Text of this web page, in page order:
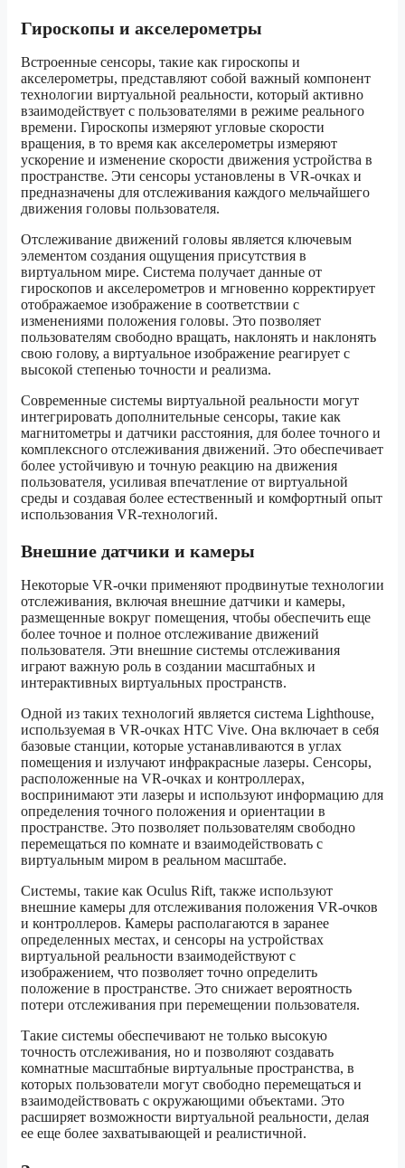
Гироскопы и акселерометры
Встроенные сенсоры, такие как гироскопы и
акселерометры, представляют собой важный компонент
технологии виртуальной реальности, который активно
взаимодействует с пользователями в режиме реального
времени. Гироскопы измеряют угловые скорости
вращения, в то время как акселерометры измеряют
ускорение и изменение скорости движения устройства в
пространстве. Эти сенсоры установлены в VR-очках и
предназначены для отслеживания каждого мельчайшего
движения головы пользователя.
Отслеживание движений головы является ключевым
элементом создания ощущения присутствия в
виртуальном мире. Система получает данные от
гироскопов и акселерометров и мгновенно корректирует
отображаемое изображение в соответствии с
изменениями положения головы. Это позволяет
пользователям свободно вращать, наклонять и наклонять
свою голову, а виртуальное изображение реагирует с
высокой степенью точности и реализма.
Современные системы виртуальной реальности могут
интегрировать дополнительные сенсоры, такие как
магнитометры и датчики расстояния, для более точного и
комплексного отслеживания движений. Это обеспечивает
более устойчивую и точную реакцию на движения
пользователя, усиливая впечатление от виртуальной
среды и создавая более естественный и комфортный опыт
использования VR-технологий.
Внешние датчики и камеры
Некоторые VR-очки применяют продвинутые технологии
отслеживания, включая внешние датчики и камеры,
размещенные вокруг помещения, чтобы обеспечить еще
более точное и полное отслеживание движений
пользователя. Эти внешние системы отслеживания
играют важную роль в создании масштабных и
интерактивных виртуальных пространств.
Одной из таких технологий является система Lighthouse,
используемая в VR-очках HTC Vive. Она включает в себя
базовые станции, которые устанавливаются в углах
помещения и излучают инфракрасные лазеры. Сенсоры,
расположенные на VR-очках и контроллерах,
воспринимают эти лазеры и используют информацию для
определения точного положения и ориентации в
пространстве. Это позволяет пользователям свободно
перемещаться по комнате и взаимодействовать с
виртуальным миром в реальном масштабе.
Системы, такие как Oculus Rift, также используют
внешние камеры для отслеживания положения VR-очков
и контроллеров. Камеры располагаются в заранее
определенных местах, и сенсоры на устройствах
виртуальной реальности взаимодействуют с
изображением, что позволяет точно определить
положение в пространстве. Это снижает вероятность
потери отслеживания при перемещении пользователя.
Такие системы обеспечивают не только высокую
точность отслеживания, но и позволяют создавать
комнатные масштабные виртуальные пространства, в
которых пользователи могут свободно перемещаться и
взаимодействовать с окружающими объектами. Это
расширяет возможности виртуальной реальности, делая
ее еще более захватывающей и реалистичной.